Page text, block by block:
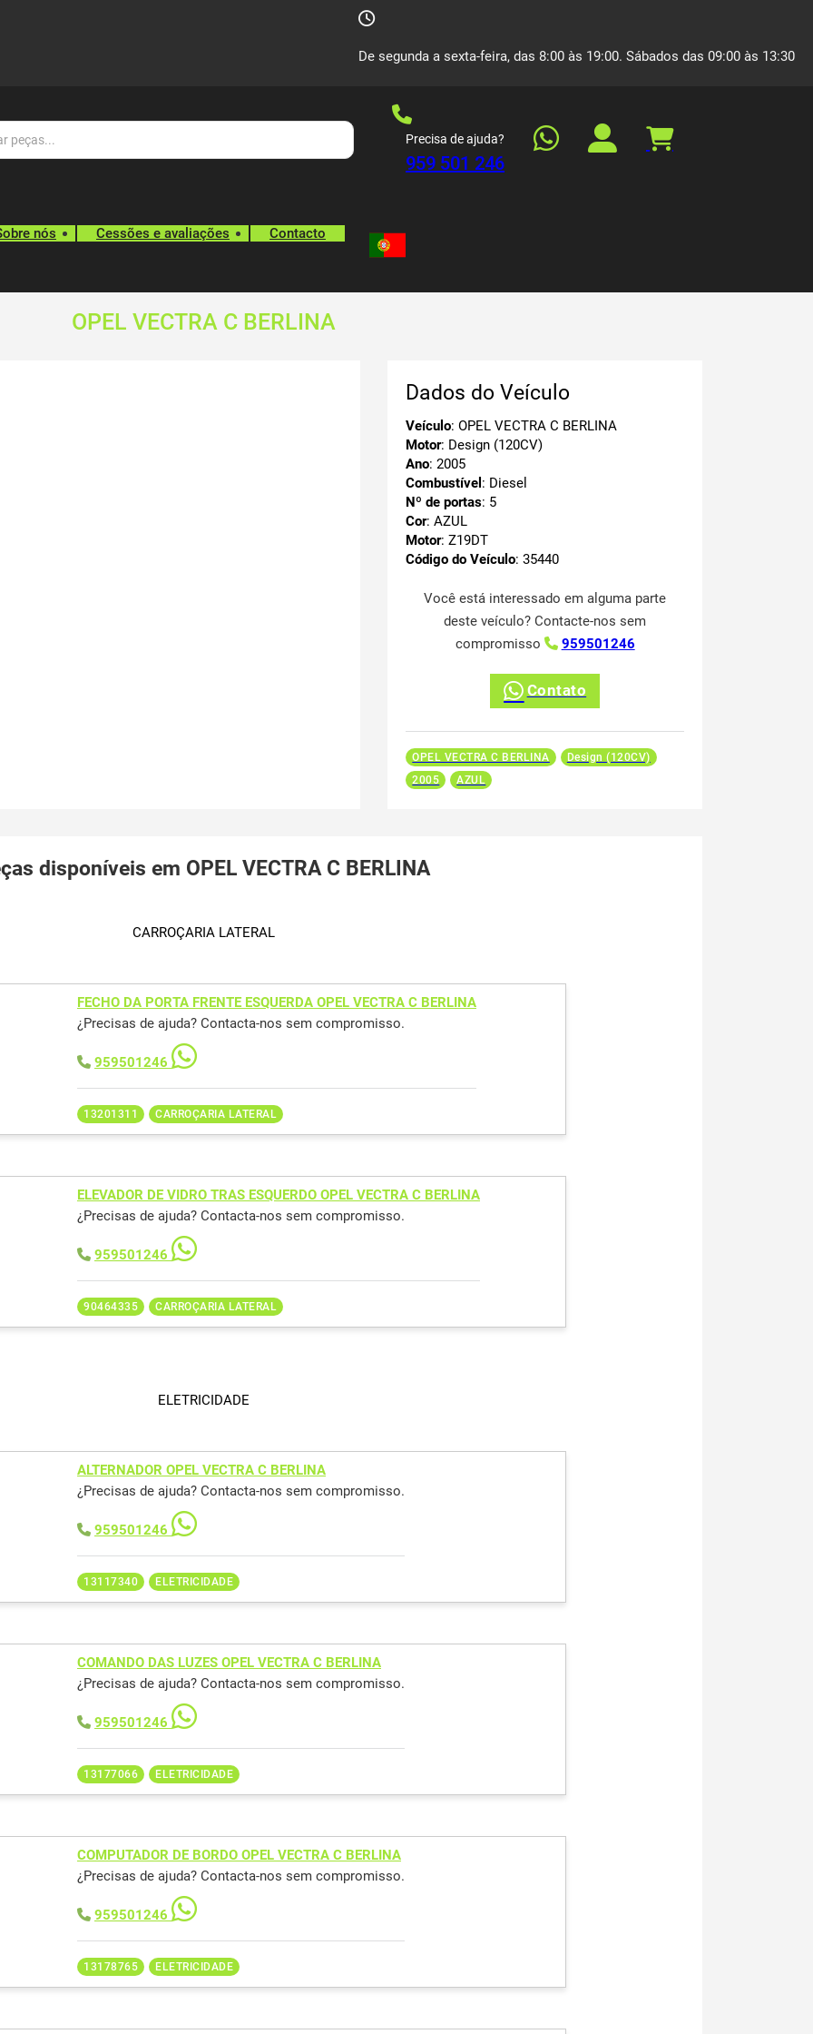
De segunda a sexta-feira, das 8:00 às 19:00. Sábados das 09:00 às 13:30
Precisa de ajuda?
959 501 246
nós Cessões e avaliações Contacto
OPEL VECTRA C BERLINA
Dados do Veículo
Veículo: OPEL VECTRA C BERLINA
Motor: Design (120CV)
Ano: 2005
Combustível : Diesel
Nº de portas: 5
Cor: AZUL
Motor: Z19DT
Código do Veículo: 35440
Você está interessado em alguma parte
deste veículo? Contacte-nos sem
compromisso
959501246
Contato
OPEL VECTRA C BERLINA
Design (120CV)
2005
AZUL
disponíveis em OPEL VECTRA C BERLINA
CARROÇARIA LATERAL
FECHO DA PORTA FRENTE ESQUERDA OPEL VECTRA C BERLINA
¿Precisas de ajuda? Contacta-nos sem compromisso.
959501246
13201311 CARROÇARIA LATERAL
ELEVADOR DE VIDRO TRAS ESQUERDO OPEL VECTRA C BERLINA
¿Precisas de ajuda? Contacta-nos sem compromisso.
959501246
90464335 CARROÇARIA LATERAL
ELETRICIDADE
ALTERNADOR OPEL VECTRA C BERLINA
¿Precisas de ajuda? Contacta-nos sem compromisso.
959501246
13117340 ELETRICIDADE
COMANDO DAS LUZES OPEL VECTRA C BERLINA
¿Precisas de ajuda? Contacta-nos sem compromisso.
959501246
13177066 ELETRICIDADE
COMPUTADOR DE BORDO OPEL VECTRA C BERLINA
¿Precisas de ajuda? Contacta-nos sem compromisso.
959501246
13178765 ELETRICIDADE